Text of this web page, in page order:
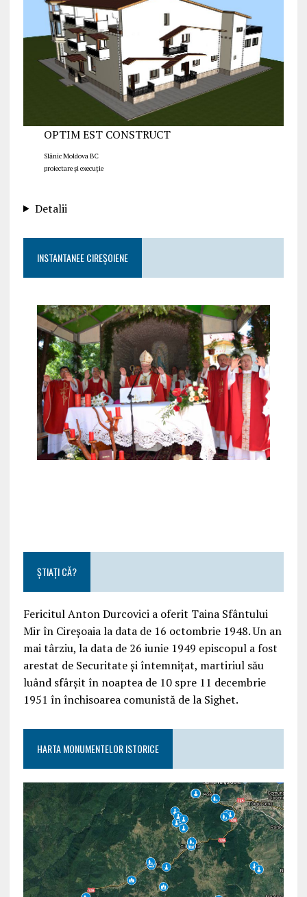
OPTIM EST CONSTRUCT
Slănic Moldova BC
proiectare și execuție
Detalii
INSTANTANEE CIREȘOIENE
ȘTIAȚI CĂ?
Fericitul Anton Durcovici a oferit Taina Sfântului
Mir în Cireșoaia la data de 16 octombrie 1948. Un an
mai târziu, la data de 26 iunie 1949 episcopul a fost
arestat de Securitate și întemnițat, martiriul său
luând sfârșit în noaptea de 10 spre 11 decembrie
1951 în închisoarea comunistă de la Sighet.
HARTA MONUMENTELOR ISTORICE